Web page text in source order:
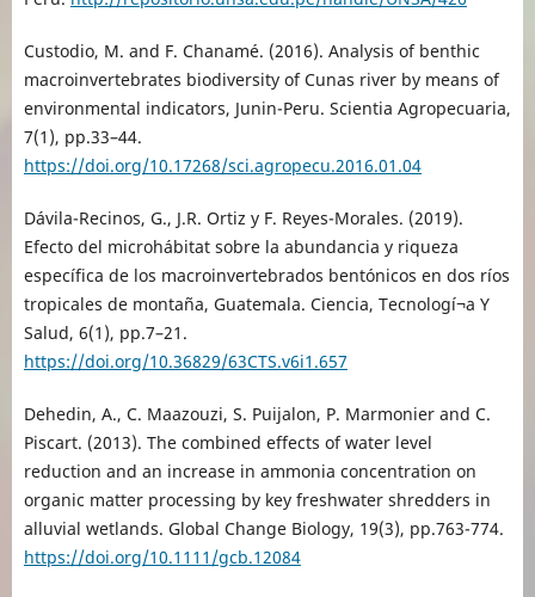
Custodio, M. and F. Chanamé. (2016). Analysis of benthic
macroinvertebrates biodiversity of Cunas river by means of
environmental indicators, Junin-Peru. Scientia Agropecuaria,
7(1), pp.33–44.
https://doi.org/10.17268/sci.agropecu.2016.01.04
Dávila-Recinos, G., J.R. Ortiz y F. Reyes-Morales. (2019).
Efecto del microhábitat sobre la abundancia y riqueza
específica de los macroinvertebrados bentónicos en dos ríos
tropicales de montaña, Guatemala. Ciencia, Tecnologí¬a Y
Salud, 6(1), pp.7–21.
https://doi.org/10.36829/63CTS.v6i1.657
Dehedin, A., C. Maazouzi, S. Puijalon, P. Marmonier and C.
Piscart. (2013). The combined effects of water level
reduction and an increase in ammonia concentration on
organic matter processing by key freshwater shredders in
alluvial wetlands. Global Change Biology, 19(3), pp.763-774.
https://doi.org/10.1111/gcb.12084